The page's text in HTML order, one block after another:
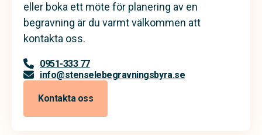
eller boka ett möte för planering av en
begravning är du varmt välkommen att
kontakta oss.
0951-333 77
info@stenselebegravningsbyra.se
Kontakta oss